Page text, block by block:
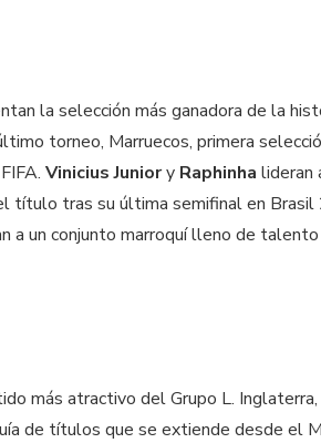
la selección más ganadora de la
torneo, Marruecos, primera
Vinicius Juniory Raphinhalideran
título tras su última semifinal en Brasil
a un conjunto marroquí lleno de
más atractivo del Grupo L.
de títulos que se extiende desde el